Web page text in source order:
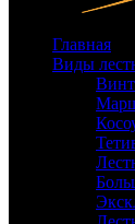
Главная
Виды